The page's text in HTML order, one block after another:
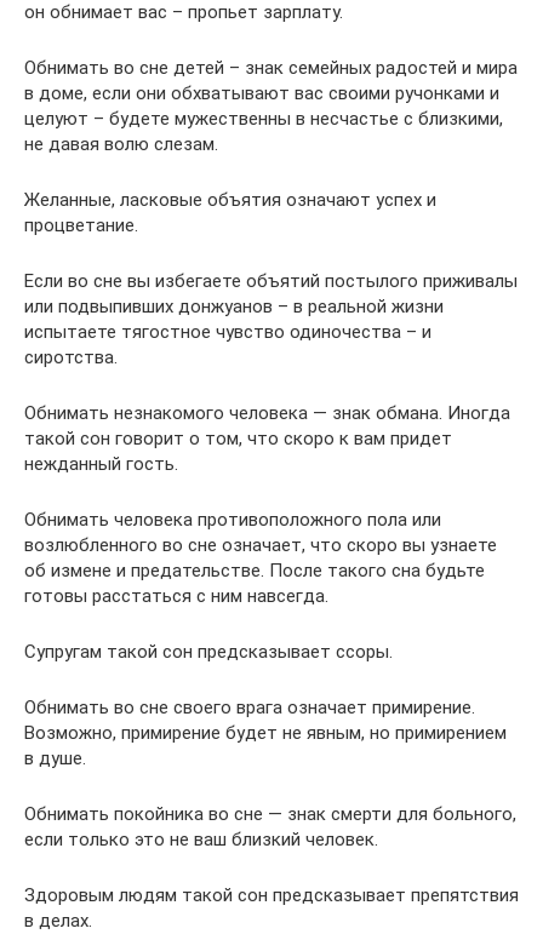
он обнимает вас – пропьет зарплату.
Обнимать во сне детей – знак семейных радостей и мира
в доме, если они обхватывают вас своими ручонками и
целуют – будете мужественны в несчастье с близкими,
не давая волю слезам.
Желанные, ласковые объятия означают успех и
процветание.
Если во сне вы избегаете объятий постылого приживалы
или подвыпивших донжуанов – в реальной жизни
испытаете тягостное чувство одиночества – и
сиротства.
Обнимать незнакомого человека — знак обмана. Иногда
такой сон говорит о том, что скоро к вам придет
нежданный гость.
Обнимать человека противоположного пола или
возлюбленного во сне означает, что скоро вы узнаете
об измене и предательстве. После такого сна будьте
готовы расстаться с ним навсегда.
Супругам такой сон предсказывает ссоры.
Обнимать во сне своего врага означает примирение.
Возможно, примирение будет не явным, но примирением
в душе.
Обнимать покойника во сне — знак смерти для больного,
если только это не ваш близкий человек.
Здоровым людям такой сон предсказывает препятствия
в делах.